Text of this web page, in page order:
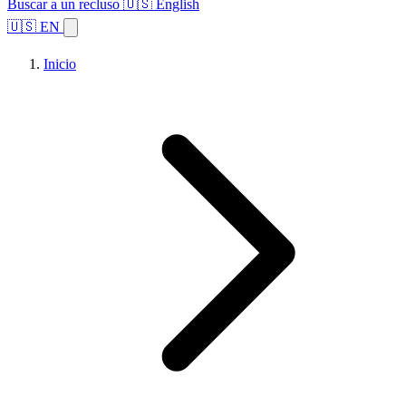
Buscar a un recluso 🇺🇸 English
🇺🇸 EN
Inicio